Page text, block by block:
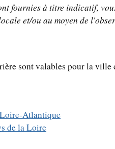
fournies à titre indicatif,
et/ou au moyen de
sont valables pour la ville
Atlantique
de la Loire